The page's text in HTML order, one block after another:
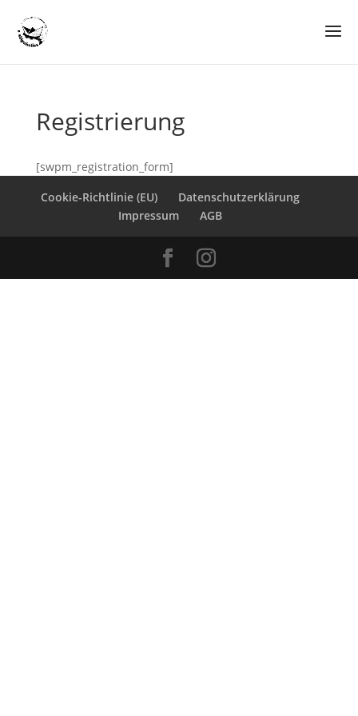
Registrierung
[swpm_registration_form]
Cookie-Richtlinie (EU)
Datenschutzerklärung
Impressum
AGB